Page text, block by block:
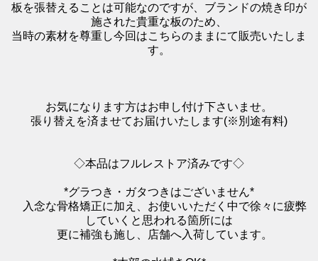
板を張替えることは可能なのですが、ブランドの焼き印が
施された貴重な板のため、
当時の素材を尊重し今回はこちらのままにて販売いたしま
す。
お気になります方はお申し付け下さいませ。
張り替えを済ませてお届けいたします(※別途有料)
◇本品はフルレストア済みです◇
*グラつき・ガタつきはございません*
入念な骨格矯正に加え、お使いいただく中で徐々に疲弊
していくと思われる箇所には
更に補強も施し、店舗へ入荷しています。